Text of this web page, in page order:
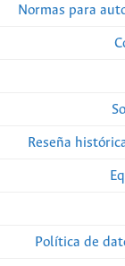
Normas para
Reseña
Política de